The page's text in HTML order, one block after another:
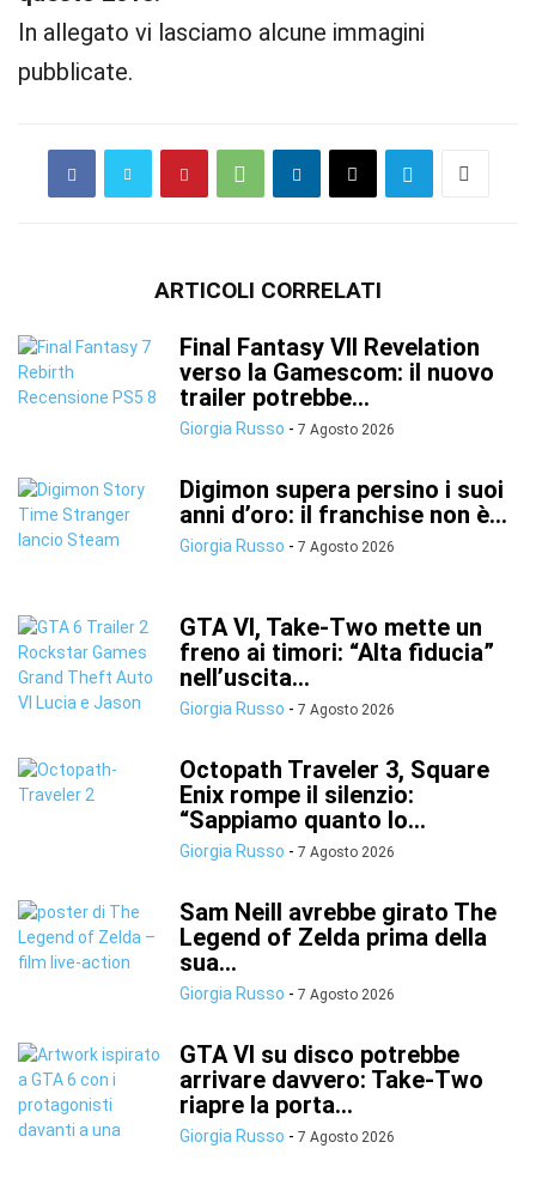
In allegato vi lasciamo alcune immagini
pubblicate.
ARTICOLI CORRELATI
Final Fantasy VII Revelation
verso la Gamescom: il nuovo
trailer potrebbe...
Giorgia Russo - 7 Agosto 2026
Digimon supera persino i suoi
anni d’oro: il franchise non è...
Giorgia Russo - 7 Agosto 2026
GTA VI, Take-Two mette un
freno ai timori: “Alta fiducia”
nell’uscita...
Giorgia Russo - 7 Agosto 2026
Octopath Traveler 3, Square
Enix rompe il silenzio:
“Sappiamo quanto lo...
Giorgia Russo - 7 Agosto 2026
Sam Neill avrebbe girato The
Legend of Zelda prima della
sua...
Giorgia Russo - 7 Agosto 2026
GTA VI su disco potrebbe
arrivare davvero: Take-Two
riapre la porta...
Giorgia Russo - 7 Agosto 2026